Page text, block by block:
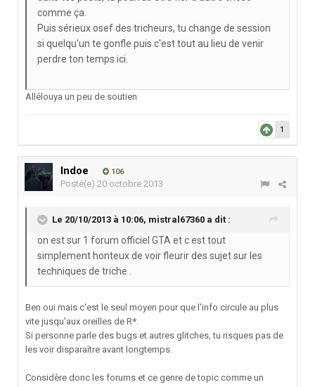
comme ça.
Puis sérieux osef des tricheurs, tu change de session
si quelqu'un te gonfle puis c'est tout au lieu de venir
perdre ton temps ici.
Allélouya un peu de soutien
1
Indoe 106
Posté(e) 20 octobre 2013
Le 20/10/2013 à 10:06, mistral67360 a dit :
on est sur 1 forum officiel GTA et c est tout
simplement honteux de voir fleurir des sujet sur les
techniques de triche .
Ben oui mais c'est le seul moyen pour que l'info circule au plus
vite jusqu'aux oreilles de R*.
Si personne parle des bugs et autres glitches, tu risques pas de
les voir disparaître avant longtemps.
Considère donc les forums et ce genre de topic comme un